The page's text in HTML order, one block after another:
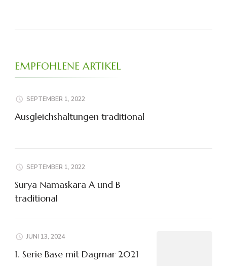
EMPFOHLENE ARTIKEL
SEPTEMBER 1, 2022
Ausgleichshaltungen traditional
SEPTEMBER 1, 2022
Surya Namaskara A und B
traditional
JUNI 13, 2024
1. Serie Base mit Dagmar 2021